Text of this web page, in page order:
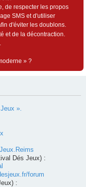
de respecter les propos
SMS et d'utiliser
d'éviter les doublons.
et de la décontraction.
» ?
».
Dés Jeux) :
forum
: